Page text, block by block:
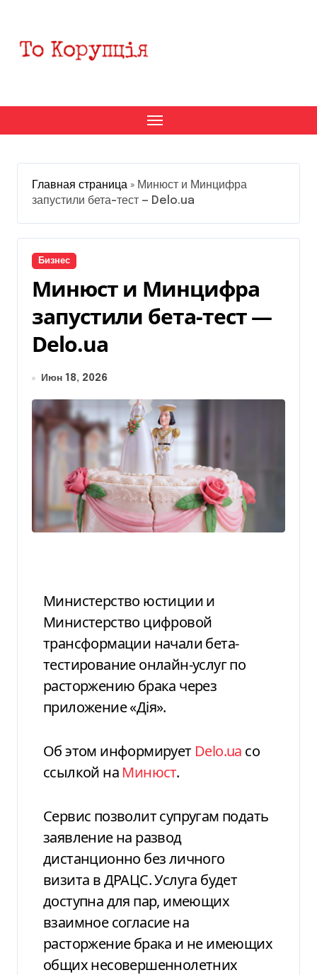
содержанию
Главная страница » Минюст и Минцифра
запустили бета-тест — Delo.ua
Бизнес
Минюст и Минцифра
запустили бета-тест —
Delo.ua
Июн 18, 2026
Министерство юстиции и
Министерство цифровой
трансформации начали бета-
тестирование онлайн-услуг по
расторжению брака через
приложение «Дія».
Об этом информирует Delo.ua со
ссылкой на Минюст.
Сервис позволит супругам подать
заявление на развод
дистанционно без личного
визита в ДРАЦС. Услуга будет
доступна для пар, имеющих
взаимное согласие на
расторжение брака и не имеющих
общих несовершеннолетних